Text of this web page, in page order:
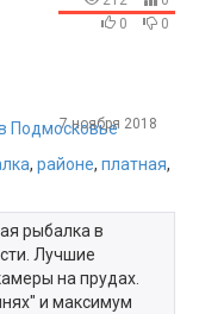
0
0
Подмосковье
, районе, платная,
рыбалка в
Лучшие
на прудах.
и максимум
7 ноября 2018